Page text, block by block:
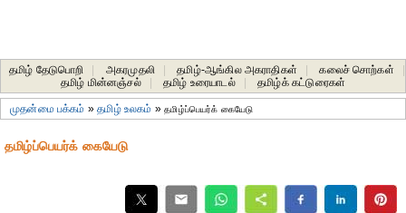
தமிழ் தேடுபொறி அகரமுதலி தமிழ்-ஆங்கில அகராதிகள் கலைச் சொற்கள்
தமிழ் மின்னஞ்சல்
தமிழ் உரையாடல் தமிழ்க் கட்டுரைகள்
முதன்மை பக்கம் »தமிழ் உலகம் »தமிழ்ப்பெயர்க் கையேடு
தமிழ்ப்பெயர்க் கையேடு